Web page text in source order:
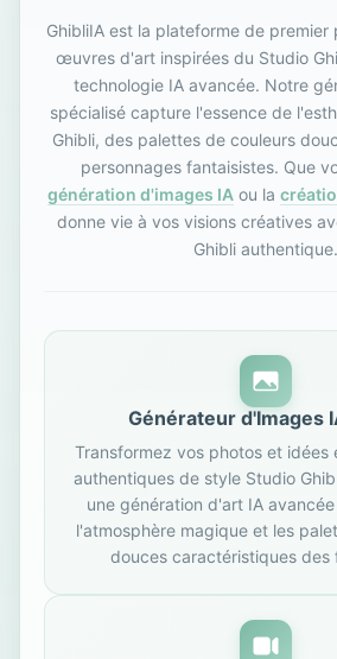
GhibliIA est la plateforme de
œuvres d'art inspirées du Studio
technologie IA avancée. Notre
spécialisé capture l'essence de
Ghibli, des palettes de couleurs
personnages fantaisistes. Que
génération d'images IA ou la
donne vie à vos visions créatives
Ghibli authentique.
Générateur d'Images
Transformez vos photos et
authentiques de style Studio
une génération d'art IA
l'atmosphère magique et les
douces caractéristiques des